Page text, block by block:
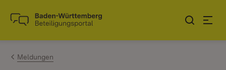
Zum Inhalt springen
Link zur Startseite
Meldungen